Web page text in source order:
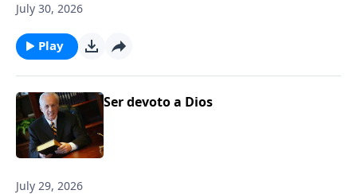
July 30, 2026
Play
Ser devoto a Dios
July 29, 2026